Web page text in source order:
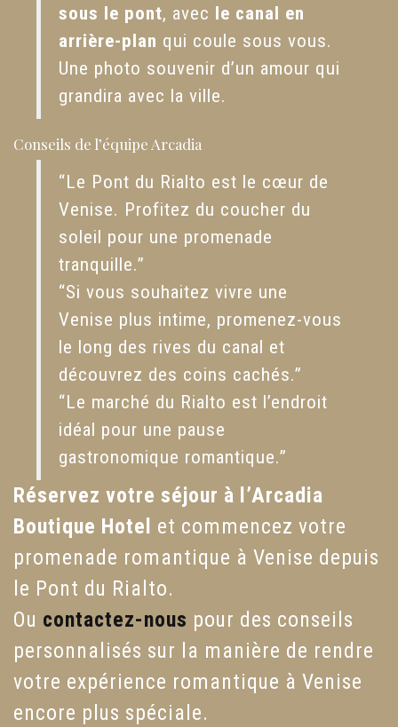
sous le pont, avec le canal en
arrière-plan qui coule sous vous.
Une photo souvenir d’un amour qui
grandira avec la ville.
Conseils de l’équipe Arcadia
“Le Pont du Rialto est le cœur de
Venise. Profitez du coucher du
soleil pour une promenade
tranquille.”
“Si vous souhaitez vivre une
Venise plus intime, promenez-vous
le long des rives du canal et
découvrez des coins cachés.”
“Le marché du Rialto est l’endroit
idéal pour une pause
gastronomique romantique.”
Réservez votre séjour à l’Arcadia
Boutique Hotel et commencez votre
promenade romantique à Venise depuis
le Pont du Rialto.
Ou contactez-nous pour des conseils
personnalisés sur la manière de rendre
votre expérience romantique à Venise
encore plus spéciale.